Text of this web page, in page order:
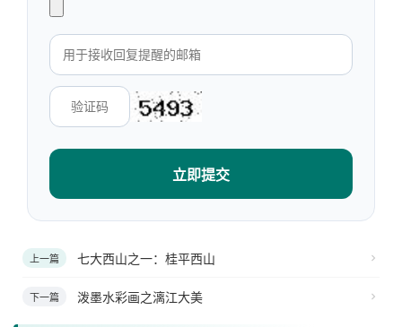
立即提交
上一篇 七大西山之一：桂平西山
下一篇 泼墨水彩画之漓江大美